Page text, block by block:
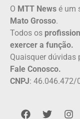
O MTT News é um
Mato Grosso.
Todos os
exercer a função.
Quaisquer dúvidas
Fale Conosco.
CNPJ: 46.046.472/